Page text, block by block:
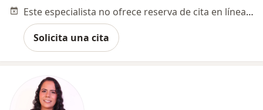
Este especialista no ofrece reserva de cita en línea en esta dirección.
Solicita una cita